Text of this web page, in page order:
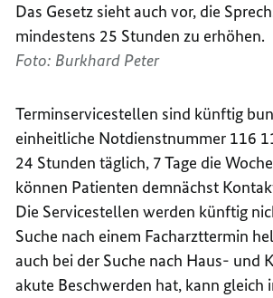
Das Gesetz sieht auch vor, die
mindestens 25 Stunden zu erhöhen.
Foto: Burkhard Peter
Terminservicestellen sind künftig
einheitliche Notdienstnummer 116
24 Stunden täglich, 7 Tage die
können Patienten demnächst
Die Servicestellen werden künftig
Suche nach einem Facharzttermin
auch bei der Suche nach Haus- und
akute Beschwerden hat, kann gleich